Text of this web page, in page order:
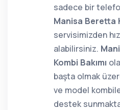
sadece bir
Manisa Beretta
servisimizden
alabilirsiniz.
Kombi Bakımı
başta olmak
ve model
destek